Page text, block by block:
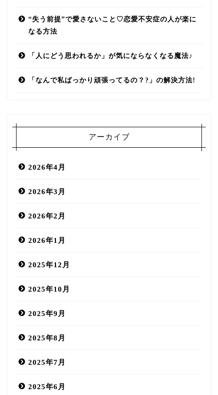
“失う前提”で愛さないこと♡恋愛不安症の人が楽に
なる方法
「人にどう思われるか」が気にならなくなる魔法♪
「なんで私ばっかり頑張ってるの？?」の解決方法!
アーカイブ
2026年4月
2026年3月
2026年2月
2026年1月
2025年12月
2025年10月
2025年9月
2025年8月
2025年7月
2025年6月